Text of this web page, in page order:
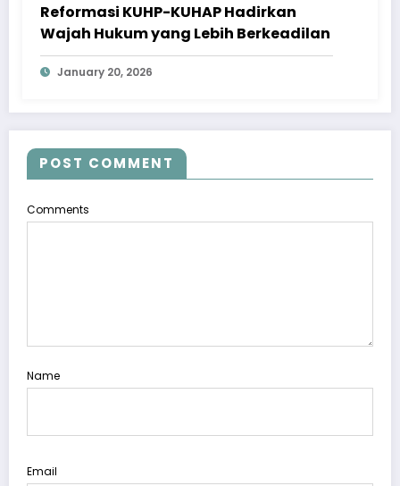
Reformasi KUHP-KUHAP Hadirkan
Wajah Hukum yang Lebih Berkeadilan
January 20, 2026
POST COMMENT
Comments
Name
Email